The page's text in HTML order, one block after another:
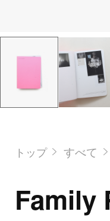
トップ すべて
Family